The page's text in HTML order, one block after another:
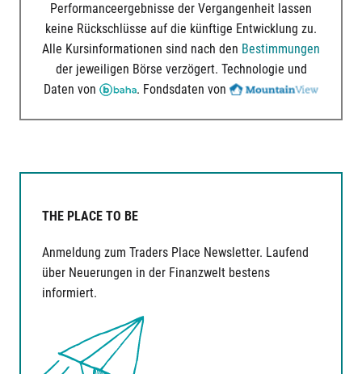
Performanceergebnisse der Vergangenheit lassen
keine Rückschlüsse auf die künftige Entwicklung zu.
Alle Kursinformationen sind nach den Bestimmungen
der jeweiligen Börse verzögert. Technologie und
Daten von
. Fondsdaten von
THE PLACE TO BE
Anmeldung zum Traders Place Newsletter. Laufend
über Neuerungen in der Finanzwelt bestens
informiert.